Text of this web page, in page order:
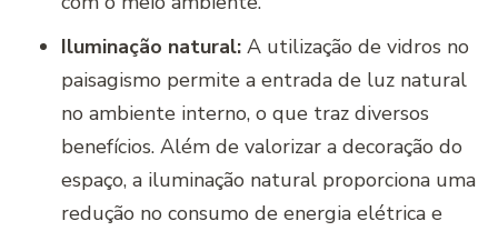
Iluminação natural: A utilização de vidros no
paisagismo permite a entrada de luz natural
no ambiente interno, o que traz diversos
benefícios. Além de valorizar a decoração do
espaço, a iluminação natural proporciona uma
redução no consumo de energia elétrica e